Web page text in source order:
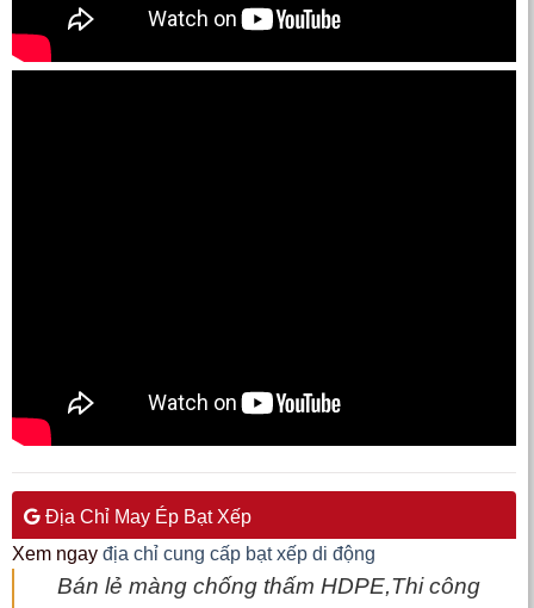
Địa Chỉ May Ép Bạt Xếp
Xem ngay địa chỉ cung cấp bạt xếp di động
Bán lẻ màng chống thấm HDPE,Thi công